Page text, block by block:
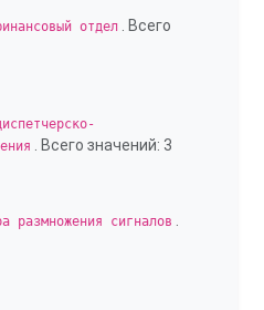
отдел . Всего
. Всего значений: 3
размножения сигналов